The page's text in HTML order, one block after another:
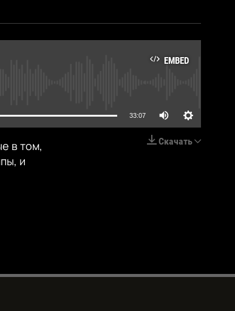
EMBED
33:07
Скачать
в том,
и